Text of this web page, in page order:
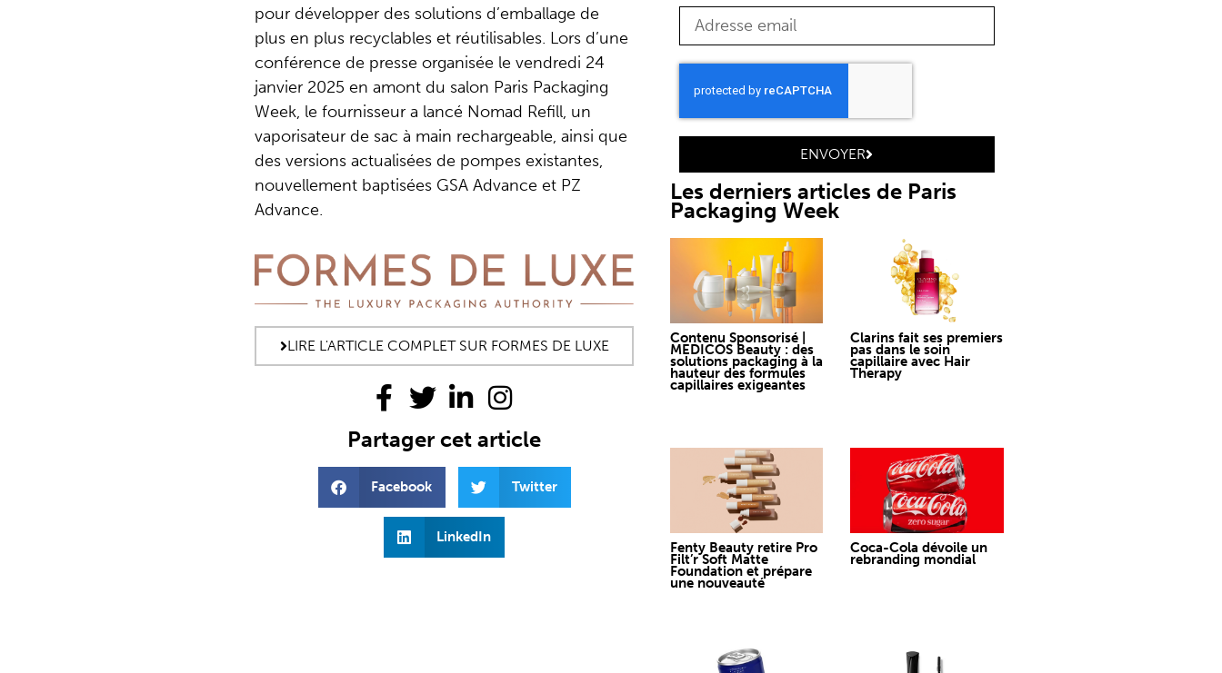
pour développer des solutions d’emballage de
plus en plus recyclables et réutilisables. Lors d’une
conférence de presse organisée le vendredi 24
janvier 2025 en amont du salon Paris Packaging
Week, le fournisseur a lancé Nomad Refill, un
vaporisateur de sac à main rechargeable, ainsi que
des versions actualisées de pompes existantes,
nouvellement baptisées GSA Advance et PZ
Advance.
LIRE L'ARTICLE COMPLET SUR FORMES DE LUXE
Partager cet article
Facebook Twitter
LinkedIn
ENVOYER
Les derniers articles de Paris
Packaging Week
Contenu Sponsorisé |
MEDICOS Beauty : des
solutions packaging à la
hauteur des formules
capillaires exigeantes
Clarins fait ses premiers
pas dans le soin
capillaire avec Hair
Therapy
Fenty Beauty retire Pro
Filt’r Soft Matte
Foundation et prépare
une nouveauté
Coca-Cola dévoile un
rebranding mondial